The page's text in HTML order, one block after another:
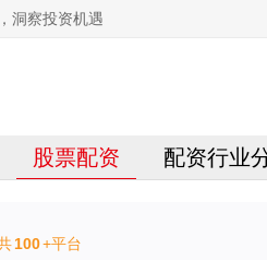
洞察投资机遇
股票配资 配资行业
100+平台